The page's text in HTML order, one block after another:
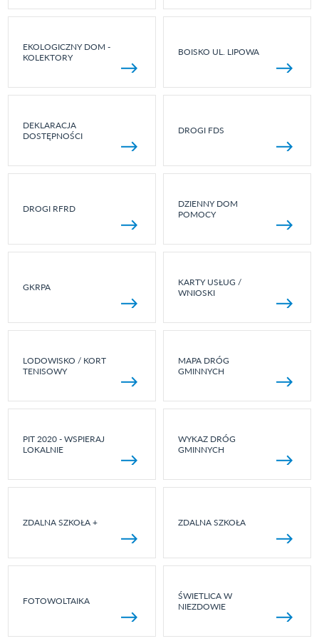
EKOLOGICZNY DOM -
KOLEKTORY
BOISKO UL. LIPOWA
DEKLARACJA
DOSTĘPNOŚCI
DROGI FDS
DROGI RFRD
DZIENNY DOM
POMOCY
GKRPA
KARTY USŁUG /
WNIOSKI
LODOWISKO / KORT
TENISOWY
MAPA DRÓG
GMINNYCH
PIT 2020 - WSPIERAJ
LOKALNIE
WYKAZ DRÓG
GMINNYCH
ZDALNA SZKOŁA + ZDALNA SZKOŁA
FOTOWOLTAIKA
ŚWIETLICA W
NIEZDOWIE